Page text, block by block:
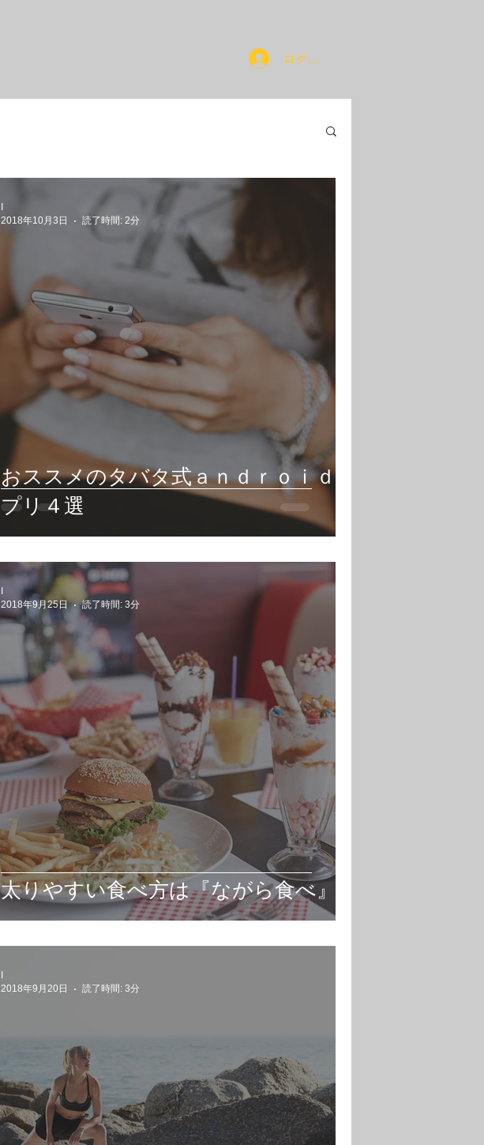
ログイン
おススメのタバタ式ａｎｄｒｏｉｄア
プリ４選
I
2018年10月3日
読了時間: 2分
太りやすい食べ方は『ながら食べ』
I
2018年9月25日
読了時間: 3分
I
2018年9月20日
読了時間: 3分